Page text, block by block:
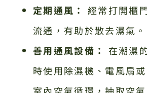
定期通風：
經常打開櫃
流通，有助於散去濕氣。
善用通風設備：
在潮濕
時使用除濕機、電風扇
室內空氣循環，抽取空氣